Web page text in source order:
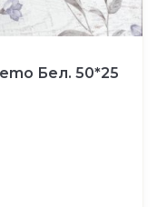
Бел. 50*25